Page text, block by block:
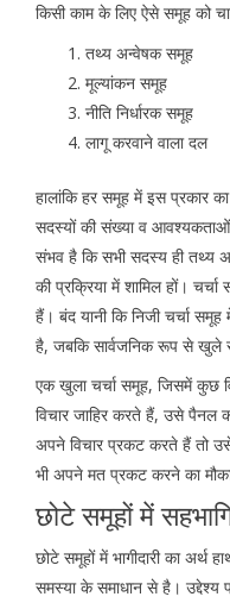
किसी काम के लिए ऐसे समूह को
तथ्य अन्वेषक समूह
मूल्यांकन समूह
नीति निर्धारक समूह
लागू करवाने वाला दल
हालांकि हर समूह में इस प्रकार
सदस्यों की संख्या व आवश्यकताओं
संभव है कि सभी सदस्य ही तथ्य
की प्रक्रिया में शामिल हों।
हैं। बंद यानी कि निजी चर्चा
है, जबकि सार्वजनिक रूप से खुले
एक खुला चर्चा समूह, जिसमें कुछ
विचार जाहिर करते हैं, उसे पैनल
अपने विचार प्रकट करते हैं तो
भी अपने मत प्रकट करने का
छोटे समूहों में
छोटे समूहों में भागीदारी का अर्थ
समस्या के समाधान से है। उद्देश्य